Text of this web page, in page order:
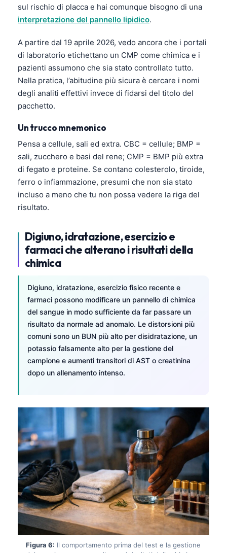
sul rischio di placca e hai comunque bisogno di una
interpretazione del pannello lipidico.
A partire dal 19 aprile 2026, vedo ancora che i portali
di laboratorio etichettano un CMP come chimica e i
pazienti assumono che sia stato controllato tutto.
Nella pratica, l’abitudine più sicura è cercare i nomi
degli analiti effettivi invece di fidarsi del titolo del
pacchetto.
Un trucco mnemonico
Pensa a cellule, sali ed extra. CBC = cellule; BMP =
sali, zucchero e basi del rene; CMP = BMP più extra
di fegato e proteine. Se contano colesterolo, tiroide,
ferro o infiammazione, presumi che non sia stato
incluso a meno che tu non possa vedere la riga del
risultato.
Digiuno, idratazione, esercizio e
farmaci che alterano i risultati della
chimica
Digiuno, idratazione, esercizio fisico recente e
farmaci possono modificare un pannello di chimica
del sangue in modo sufficiente da far passare un
risultato da normale ad anomalo. Le distorsioni più
comuni sono un BUN più alto per disidratazione, un
potassio falsamente alto per la gestione del
campione e aumenti transitori di AST o creatinina
dopo un allenamento intenso.
Figura 6: Il comportamento prima del test e la gestione
Bahasa Melayu
Tiếng Việt
Tagalog
ไทย
ဗမာစာ
ភាសាខ្មែរ
Kiswahili
አማርኛ
Українська
Català
Қазақ тілі
Suomi
Hrvatski
Slovenčina
سنڌي
සිංහල
Galego
Latviešu valoda
Македонски јазик
Euskara
Gàidhlig
Occitan
العربية المغربية
Afrikaans
Монгол
ພາສາລາວ
Basa Jawa
Cebuano
ئۇيغۇرچە